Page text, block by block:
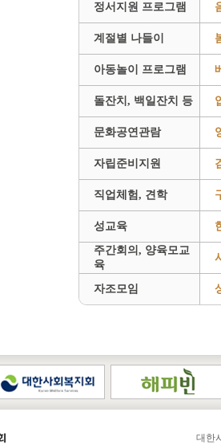
정서지원 프로그램
계절별 나들이
아동놀이 프로그램
돌잔치, 백일잔치 등
문화공연관람
자립준비지원
직업체험, 견학
성교육
주간회의, 양육모교
육
자조모임
대한